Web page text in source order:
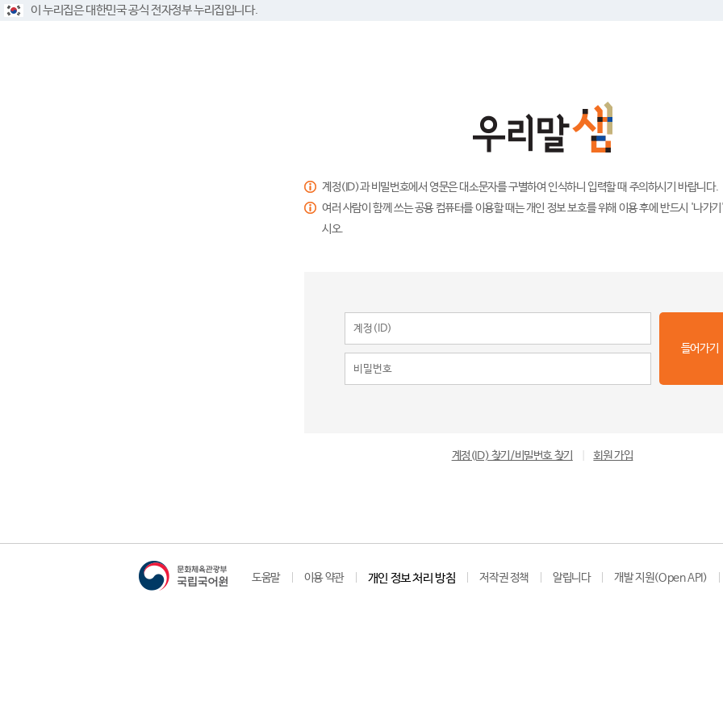
이 누리집은 대한민국 공식 전자정부 누리집입니다.
계정(ID)과 비밀번호에서 영문은 대소문자를 구별하여 인식하니 입력할 때 주의하시기 바랍니다.
여러 사람이 함께 쓰는 공용 컴퓨터를 이용할 때는 개인 정보 보호를 위해 이용 후에 반드시 '나가
시오.
들어가기
계정(ID) 찾기/비밀번호 찾기 회원 가입
도움말 이용 약관 개인 정보 처리 방침 저작권 정책 알립니다 개발 지원(Open API)